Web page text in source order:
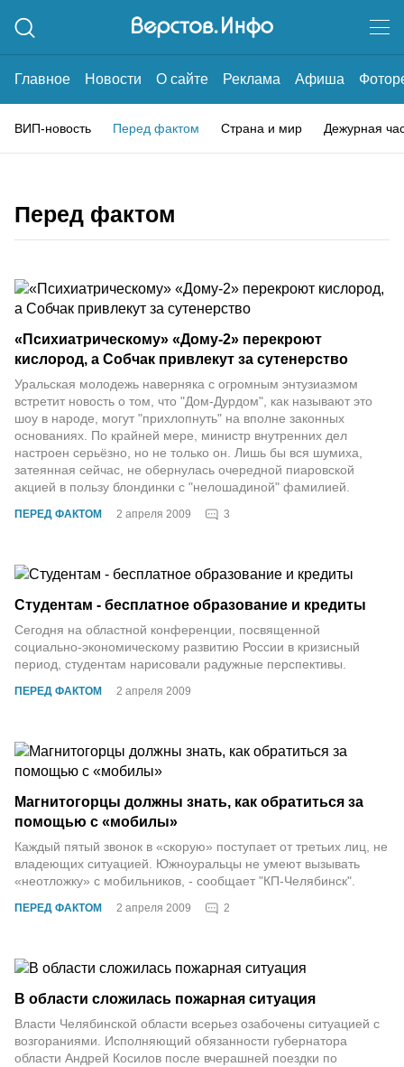
Главное Новости О сайте Реклама Афиша
ВИП-новость Перед фактом Страна и мир Дежурная
Перед фактом
ПЕРЕД ФАКТОМ 2 апреля 2009 3
«Психиатрическому» «Дому-2» перекроют
кислород, а Собчак привлекут за сутенерство
Уральская молодежь наверняка с огромным энтузиазмом
встретит новость о том, что "Дом-Дурдом", как называют это
шоу в народе, могут "прихлопнуть" на вполне законных
основаниях. По крайней мере, министр внутренних дел
настроен серьёзно, но не только он. Лишь бы вся шумиха,
затеянная сейчас, не обернулась очередной пиаровской
акцией в пользу блондинки с "нелошадиной" фамилией.
ПЕРЕД ФАКТОМ 2 апреля 2009
Студентам - бесплатное образование и кредиты
Сегодня на областной конференции, посвященной
социально-экономическому развитию России в кризисный
период, студентам нарисовали радужные перспективы.
ПЕРЕД ФАКТОМ 2 апреля 2009 2
Магнитогорцы должны знать, как обратиться за
помощью с «мобилы»
Каждый пятый звонок в «скорую» поступает от третьих лиц, не
владеющих ситуацией. Южноуральцы не умеют вызывать
«неотложку» с мобильников, - сообщает "КП-Челябинск".
В области сложилась пожарная ситуация
Власти Челябинской области всерьез озабочены ситуацией с
возгораниями. Исполняющий обязанности губернатора
области Андрей Косилов после вчерашней поездки по